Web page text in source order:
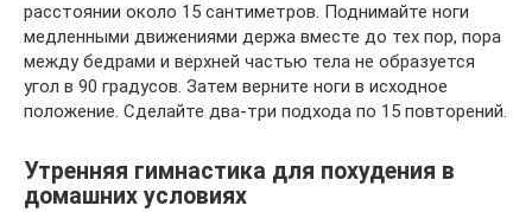
расстоянии около 15 сантиметров. Поднимайте ноги
медленными движениями держа вместе до тех пор, пора
между бедрами и верхней частью тела не образуется
угол в 90 градусов. Затем верните ноги в исходное
положение. Сделайте два-три подхода по 15 повторений.
Утренняя гимнастика для похудения в
домашних условиях